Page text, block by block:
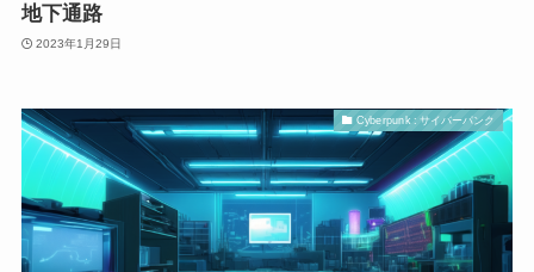
地下通路
2023年1月29日
Cyberpunk : サイバーパンク